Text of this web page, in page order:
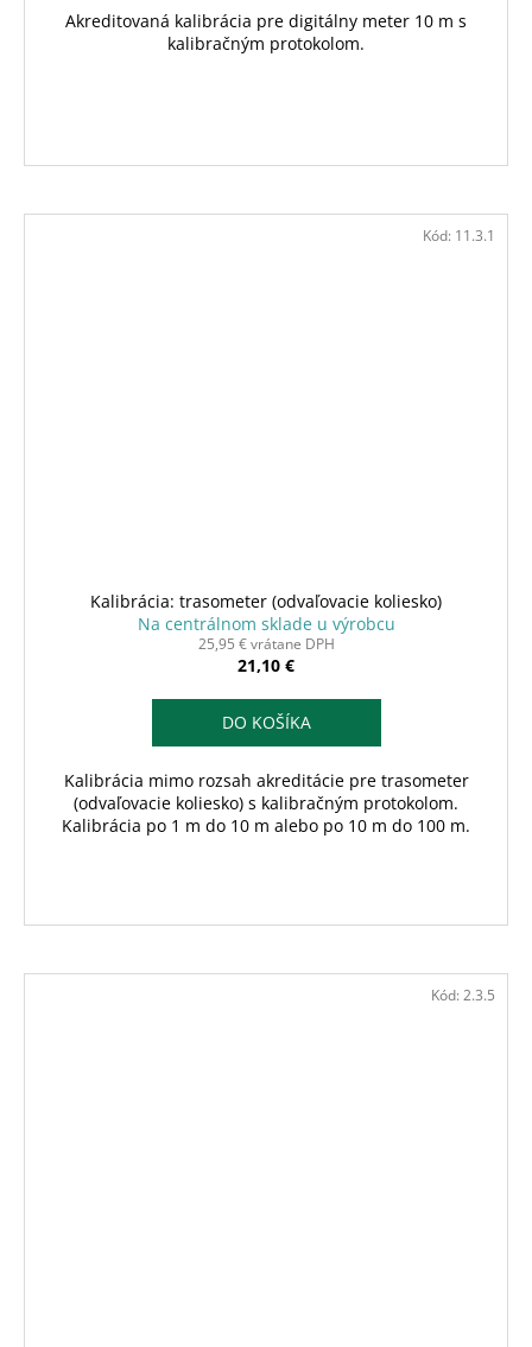
Akreditovaná kalibrácia pre digitálny meter 10 m s
kalibračným protokolom.
Kalibrácia: trasometer (odvaľovacie koliesko)
Na centrálnom sklade u výrobcu
25,95 € vrátane DPH
21,10 €
DO KOŠÍKA
Kalibrácia mimo rozsah akreditácie pre trasometer
(odvaľovacie koliesko) s kalibračným protokolom.
Kalibrácia po 1 m do 10 m alebo po 10 m do 100 m.
Kód: 11.3.1
Kód: 2.3.5